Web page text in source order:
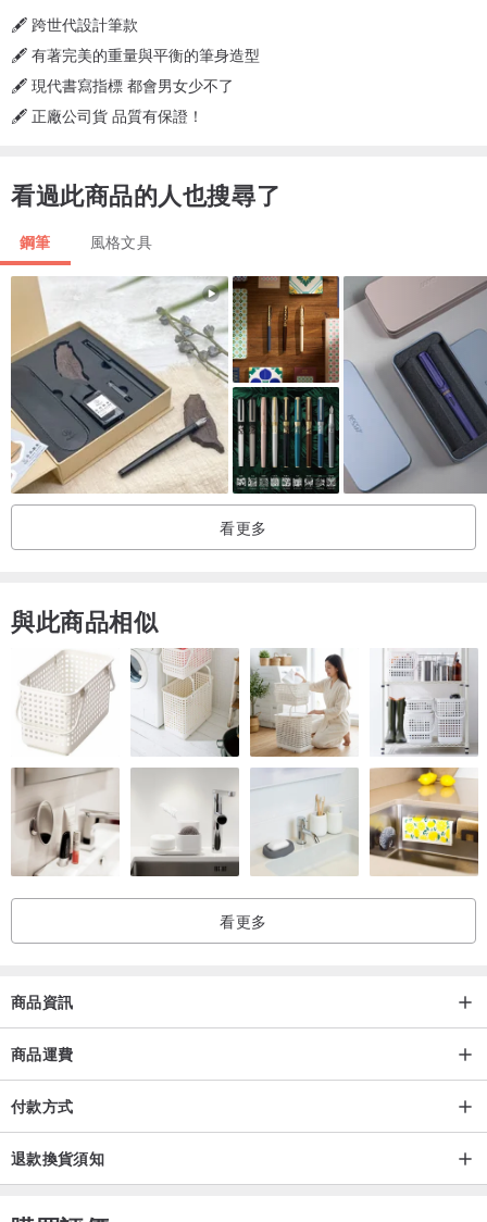
🖋️ 跨世代設計筆款
🖋️ 有著完美的重量與平衡的筆身造型
🖋️ 現代書寫指標 都會男女少不了
🖋️ 正廠公司貨 品質有保證！
看過此商品的人也搜尋了
鋼筆 風格文具
看更多
與此商品相似
看更多
商品資訊
商品運費
付款方式
退款換貨須知